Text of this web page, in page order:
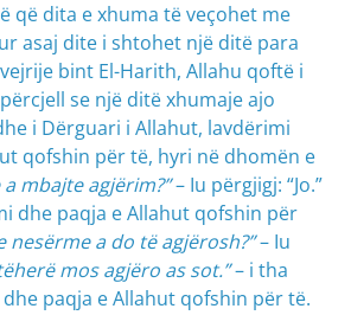
që dita e xhuma të veçohet me
asaj dite i shtohet një ditë para
bint El-Harith, Allahu qoftë i
se një ditë xhumaje ajo
i Dërguari i Allahut, lavdërimi
qofshin për të, hyri në dhomën e
a mbajte agjërim?”– Iu përgjigj: “Jo.”
dhe paqja e Allahut qofshin për
nesërme a do të agjërosh?”– Iu
mos agjëro as sot.”– i tha
paqja e Allahut qofshin për të.